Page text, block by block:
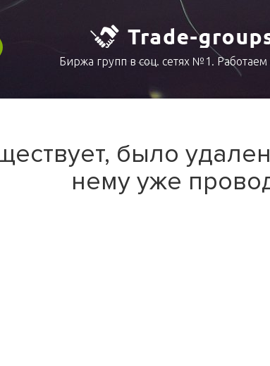
Биржа групп в соц. сетях №1. Работаем
было
нему уже